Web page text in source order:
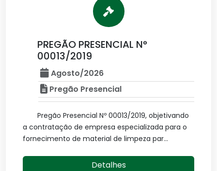
PREGÃO PRESENCIAL N°
00013/2019
Agosto/2026
Pregão Presencial
Pregão Presencial Nº 00013/2019, objetivando
a contratação de empresa especializada para o
fornecimento de material de limpeza par...
Detalhes